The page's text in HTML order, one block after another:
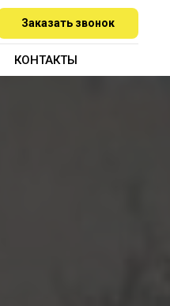
Заказать звонок
КОНТАКТЫ